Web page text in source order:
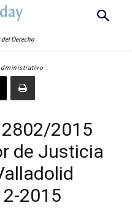
Derecho
2015
de Justicia
2015